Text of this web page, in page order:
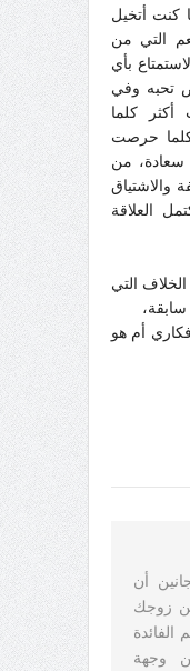
كنت أتخيل
التي من
بأي
تحبه وفي
أكثر كلما
كلما حرصت
من
والاشتياق
العلاقة
التي
أم هو
أن
زوجك
الفائدة
وجهة